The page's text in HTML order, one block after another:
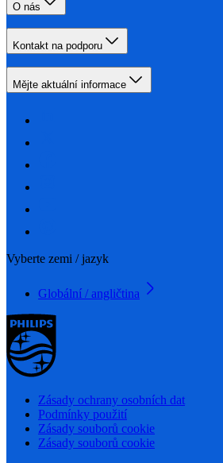
O nás
Kontakt na podporu
Mějte aktuální informace
Vyberte zemi / jazyk
Globální / angličtina
Zásady ochrany osobních dat
Podmínky použití
Zásady souborů cookie
Zásady souborů cookie